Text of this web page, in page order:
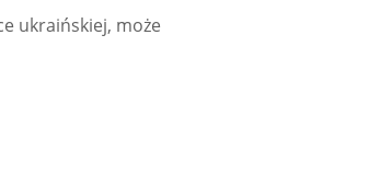
ukraińskiej, może